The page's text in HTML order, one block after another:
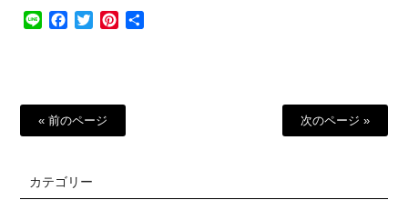
Line Facebook
TwitterPinterest
« 前のページ 次のページ »
カテゴリー